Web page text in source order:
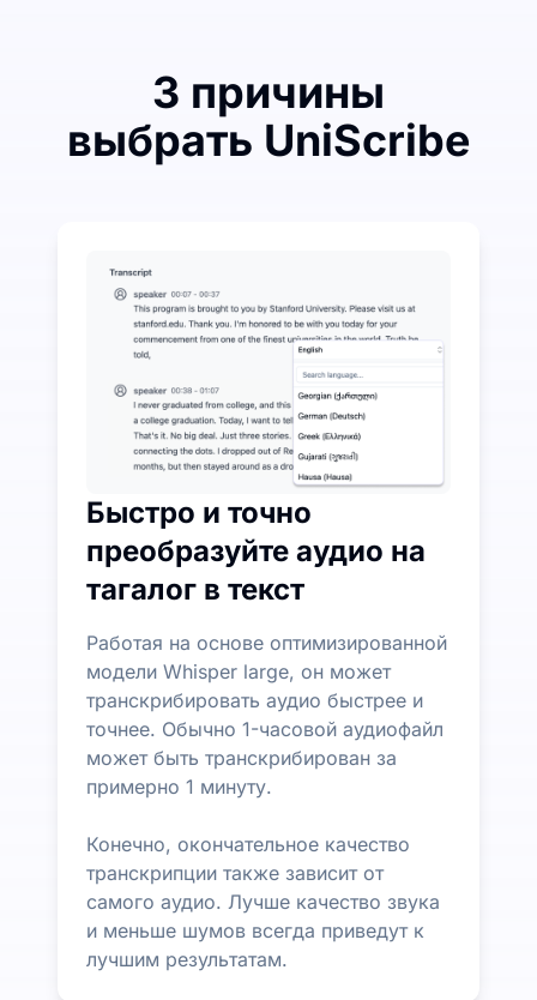
3 причины
выбрать UniScribe
UniScribe предлагает 120 минут бесплатной
Дополнительные функции ИИ доступны помимо
Автоматически генерируйте резюме, майнд-
Быстро и точно
преобразуйте аудио на
тагалог в текст
Работая на основе оптимизированной
модели Whisper large, он может
транскрибировать аудио быстрее и
точнее. Обычно 1-часовой аудиофайл
может быть транскрибирован за
примерно 1 минуту.
Конечно, окончательное качество
транскрипции также зависит от
самого аудио. Лучше качество звука
и меньше шумов всегда приведут к
лучшим результатам.